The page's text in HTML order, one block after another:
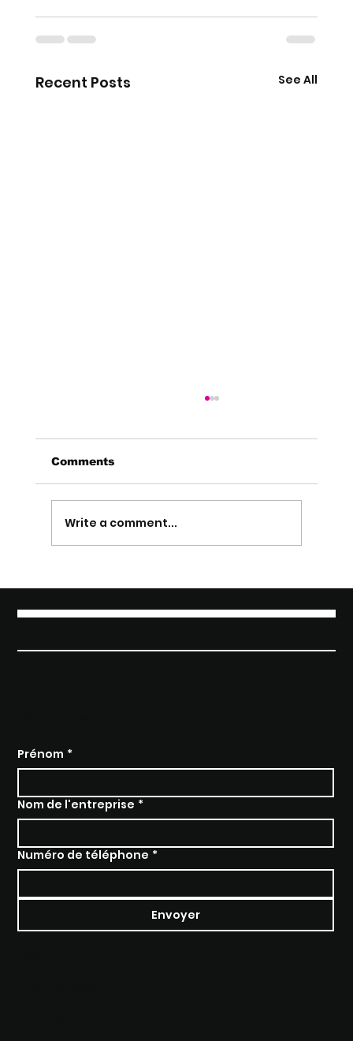
Prénom *
Nom de l'entreprise *
Numéro de téléphone *
Envoyer
Recent Posts See All
Comments
Write a comment...